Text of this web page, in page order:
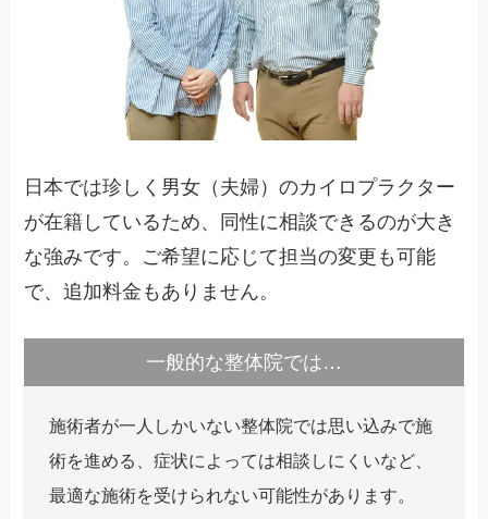
日本では珍しく男女（夫婦）のカイロプラクター
が在籍しているため、同性に相談できるのが大き
な強みです。ご希望に応じて担当の変更も可能
で、追加料金もありません。
一般的な整体院では…
施術者が一人しかいない整体院では思い込みで施
術を進める、症状によっては相談しにくいなど、
最適な施術を受けられない可能性があります。